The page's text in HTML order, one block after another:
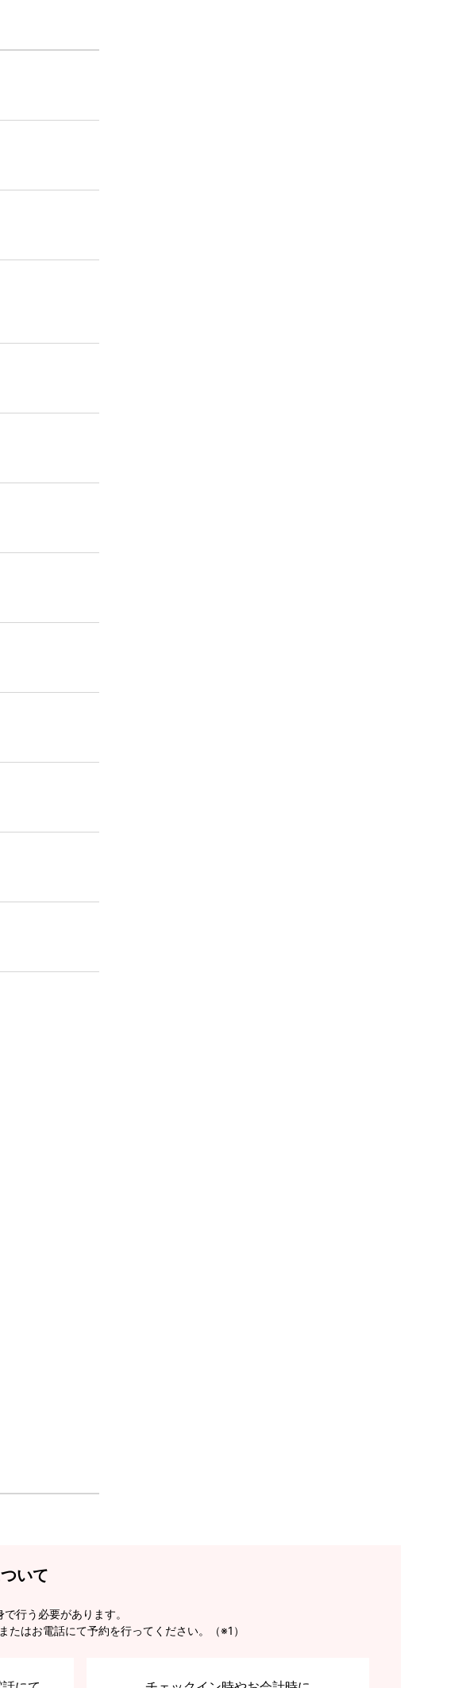
いて
行う必要があります。
たはお電話にて予約を行ってください。（※1）